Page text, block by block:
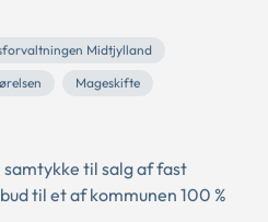
Midtjylland
Mageskifte
samtykke til salg af fast
til et af kommunen 100 %